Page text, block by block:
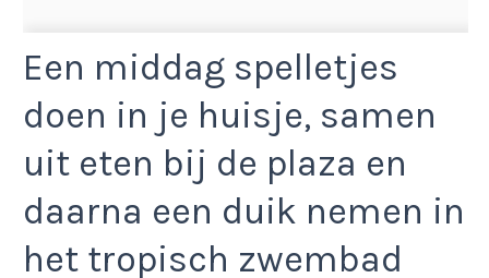
Een middag spelletjes
doen in je huisje, samen
uit eten bij de plaza en
daarna een duik nemen in
het tropisch zwembad